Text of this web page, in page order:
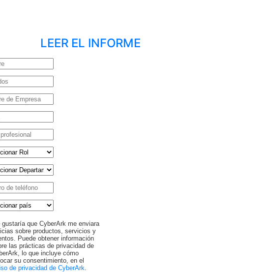
LEER EL INFORME
gustaría que CyberArk me enviara
sobre productos, servicios y
Puede obtener información
las prácticas de privacidad de
lo que incluye cómo
su consentimiento, en el
de privacidad de CyberArk